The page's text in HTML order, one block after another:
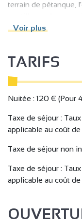
terrain de pétanque,
sont également
Voir plus
TARIFS
Nuitée : 120 € (Pour
Taxe de séjour :
applicable au coût
Taxe de séjour non
Taxe de séjour :
applicable au coût